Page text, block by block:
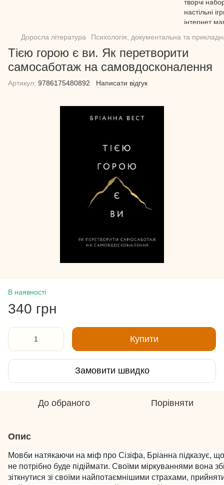
Доросла література Психологія, документальна та
Тією горою є ви. Як перетворити
самосаботаж на самовдосконалення
Артикул: 9786175480892 Написати відгук
В наявності
340 грн
Купити
Замовити швидко
До обраного Порівняти
Опис
Мовби натякаючи на міф про Сізіфа, Бріанна підказує,
не потрібно буде підіймати. Своїми міркуваннями вона
зіткнутися зі своїми найпотаємнішими страхами,